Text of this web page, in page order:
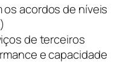
os acordos de níveis
de terceiros
e capacidade